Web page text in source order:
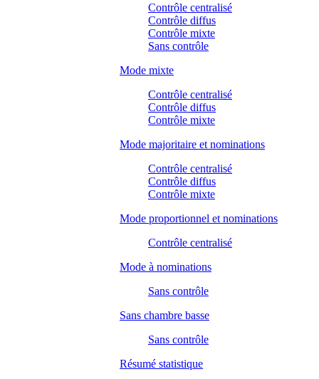
Contrôle centralisé
Contrôle diffus
Contrôle mixte
Sans contrôle
Mode mixte
Contrôle centralisé
Contrôle diffus
Contrôle mixte
Mode majoritaire et nominations
Contrôle centralisé
Contrôle diffus
Contrôle mixte
Mode proportionnel et nominations
Contrôle centralisé
Mode à nominations
Sans contrôle
Sans chambre basse
Sans contrôle
Résumé statistique